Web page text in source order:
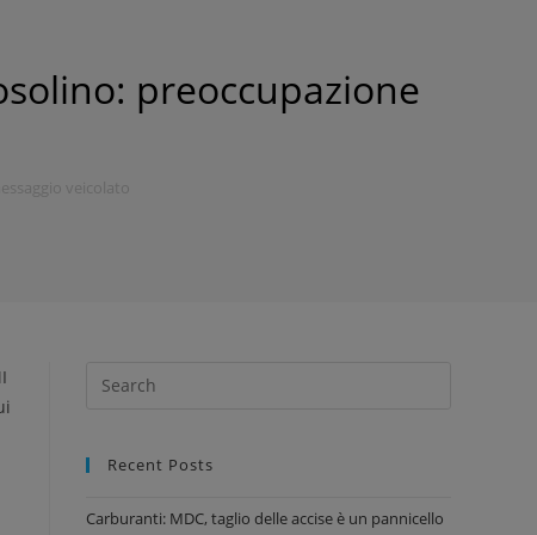
preoccupazione
veicolato
Recent Posts
Carburanti: MDC, taglio delle accise è un pannicello